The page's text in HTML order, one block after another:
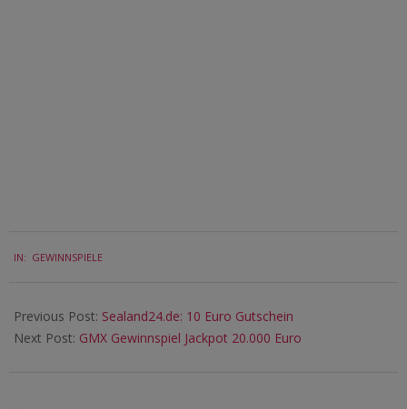
07-
IN: GEWINNSPIELE
Previous Post: Sealand24.de: 10 Euro Gutschein
Next Post: GMX Gewinnspiel Jackpot 20.000 Euro